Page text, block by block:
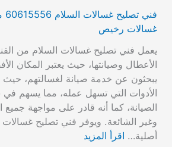
غسالات رخيص
يعمل فني تصليح غسالات السلام من
الأعطال وصيانتها، حيث يعتبر المكان
يبحثون عن خدمة صيانة لغسالتهم، حيث
الأدوات التي تسهل عمله، مما يسهم في
الصيانة، كما أنه قادر على مواجهة جميع
وغير الشائعة. ويوفر فني تصليح غسالات
أصلية… اقرأ المزيد